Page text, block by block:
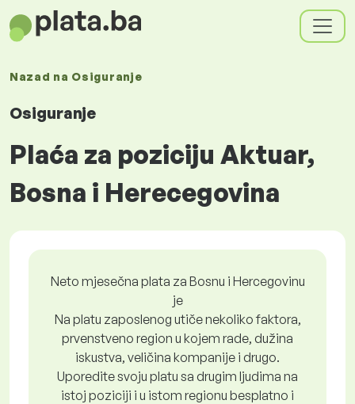
Nazad na Osiguranje
Osiguranje
Plaća za poziciju Aktuar,
Bosna i Herecegovina
Neto mjesečna plata za Bosnu i Hercegovinu
je
Na platu zaposlenog utiče nekoliko faktora,
prvenstveno region u kojem rade, dužina
iskustva, veličina kompanije i drugo.
Uporedite svoju platu sa drugim ljudima na
istoj poziciji i u istom regionu besplatno i